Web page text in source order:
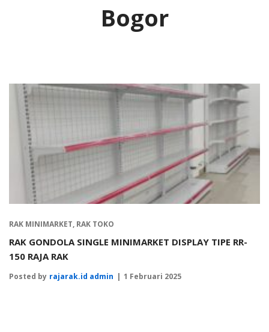
Bogor
RAK MINIMARKET, RAK TOKO
RAK GONDOLA SINGLE MINIMARKET DISPLAY TIPE RR-
150 RAJA RAK
Posted by rajarak.id admin 1 Februari 2025